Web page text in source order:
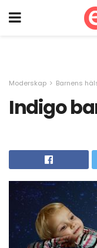
Moderskap Barnens
Indigo